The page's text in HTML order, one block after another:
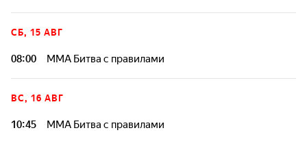
СБ, 15 АВГ
08:00 ММА Битва с правилами
ВС, 16 АВГ
10:45 ММА Битва с правилами